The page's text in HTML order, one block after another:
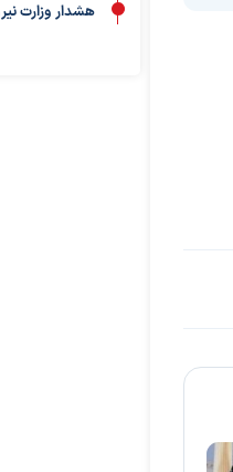
هشدار وزارت